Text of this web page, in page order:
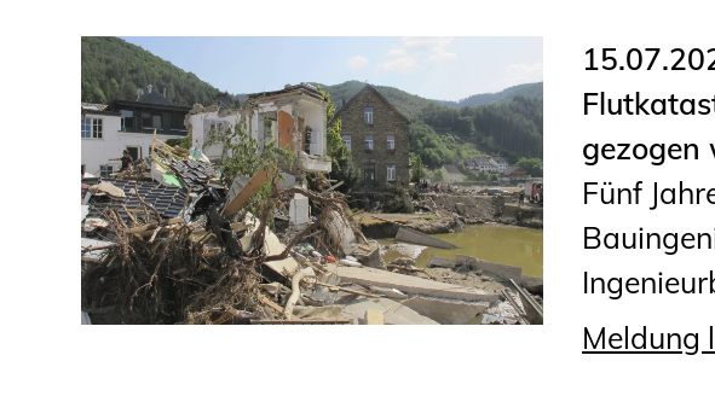
gezogen
Fünf
Meldung